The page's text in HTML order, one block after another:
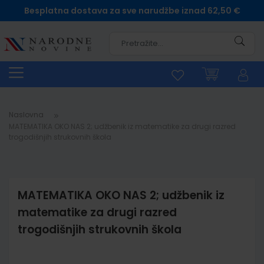
Besplatna dostava za sve narudžbe iznad 62,50 €
Naslovna
MATEMATIKA OKO NAS 2; udžbenik iz
matematike za drugi razred
trogodišnjih strukovnih škola